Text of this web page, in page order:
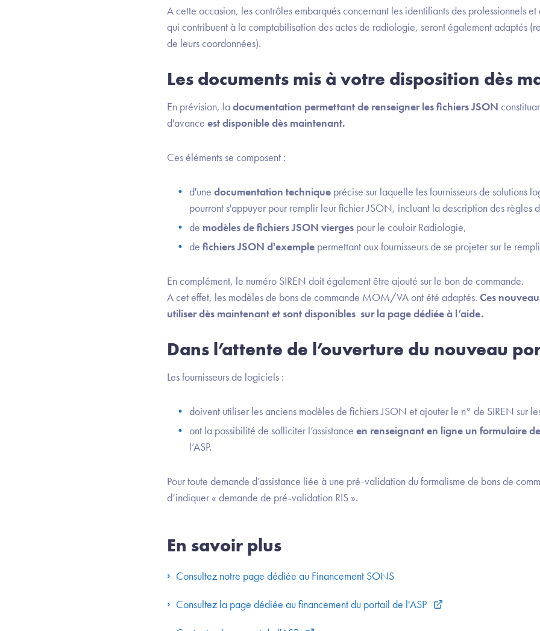
A cette occasion, les contrôles embarqués concernant les identifiants des professionnels et
qui contribuent à la comptabilisation des actes de radiologie, seront également adaptés
de leurs coordonnées).
Les documents mis à votre disposition dès
En prévision, ladocumentation permettant de renseigner les fichiers JSON
d'avance est disponible dès maintenant.
Ces éléments se composent :
d'une documentation technique précise sur laquelle les fournisseurs de solutions
pourront s'appuyer pour remplir leur fichier JSON, incluant la description des règles
de modèles de fichiers JSON vierges pour le couloir Radiologie,
de fichiers JSON d'exemple permettant aux fournisseurs de se projeter sur le
En complément, le numéro SIREN doit également être ajouté sur le bon de commande.
A cet effet, les modèles de bons de commande MOM/VA ont été adaptés. Ces
utiliser dès maintenant et sont disponibles sur la page dédiée à l’aide.
Dans l’attente de l’ouverture du nouveau
Les fournisseurs de logiciels :
doivent utiliser les anciens modèles de fichiers JSON et ajouter le n° de SIREN sur
ont la possibilité de solliciter l’assistance en renseignant en ligne un formulaire
l’ASP.
Pour toute demande d’assistance liée à une pré-validation du formalisme de bons de
d’indiquer « demande de pré-validation RIS ».
En savoir plus
Consultez notre page dédiée au Financement SONS
Consultez la page dédiée au financement du portail de l'ASP